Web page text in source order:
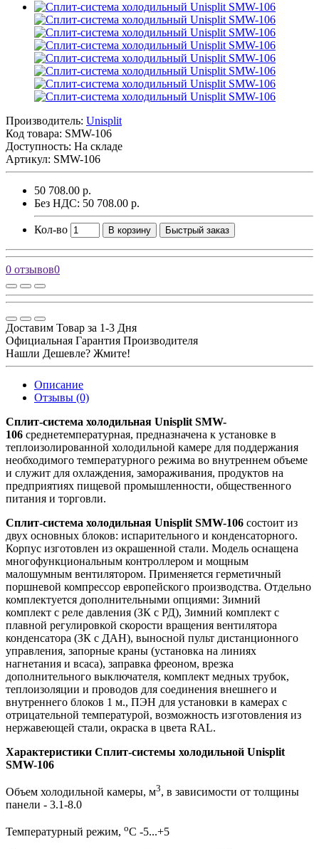
Производитель: Unisplit
Код товара: SMW-106
Доступность: На складе
Артикул: SMW-106
50 708.00 р.
Без НДС: 50 708.00 р.
Кол-во В корзину Быстрый заказ
0 отзывов0
Доставим Товар за 1-3 Дня
Официальная Гарантия Производителя
Нашли Дешевле? Жмите!
Описание
Отзывы (0)
Сплит-система холодильная Unisplit SMW-
106 среднетемпературная, предназначена к установке в
теплоизолированной холодильной камере для поддержания
необходимого температурного режима во внутреннем объеме
и служит для охлаждения, замораживания, продуктов на
предприятиях пищевой промышленности, общественного
питания и торговли.
Сплит-система холодильная Unisplit SMW-106 состоит из
двух основных блоков: испарительного и конденсаторного.
Корпус изготовлен из окрашенной стали. Модель оснащена
многофункциональным контроллером и мощным
малошумным вентилятором. Применяется герметичный
поршневой компрессор европейского производства. Отдельно
комплектуется дополнительными опциями: Зимний
комплект с реле давления (ЗК с РД), Зимний комплект с
плавной регулировкой скорости вращения вентилятора
конденсатора (ЗК с ДАН), выносной пульт дистанционного
управления, запорные краны (установка на линиях
нагнетания и всаса), заправка фреоном, врезка
дополнительного выключателя, комплект медных трубок,
теплоизоляции и проводов для соединения внешнего и
внутреннего блоков 1 м., ПЭН для установки в камерах с
отрицательной температурой, возможность изготовления из
нержавеющей стали, окраска в цвета RAL.
Характеристики Сплит-системы холодильной Unisplit
SMW-106
Объем холодильной камеры, м3, в зависимости от толщины
панели - 3.1-8.0
Температурный режим, оС -5...+5